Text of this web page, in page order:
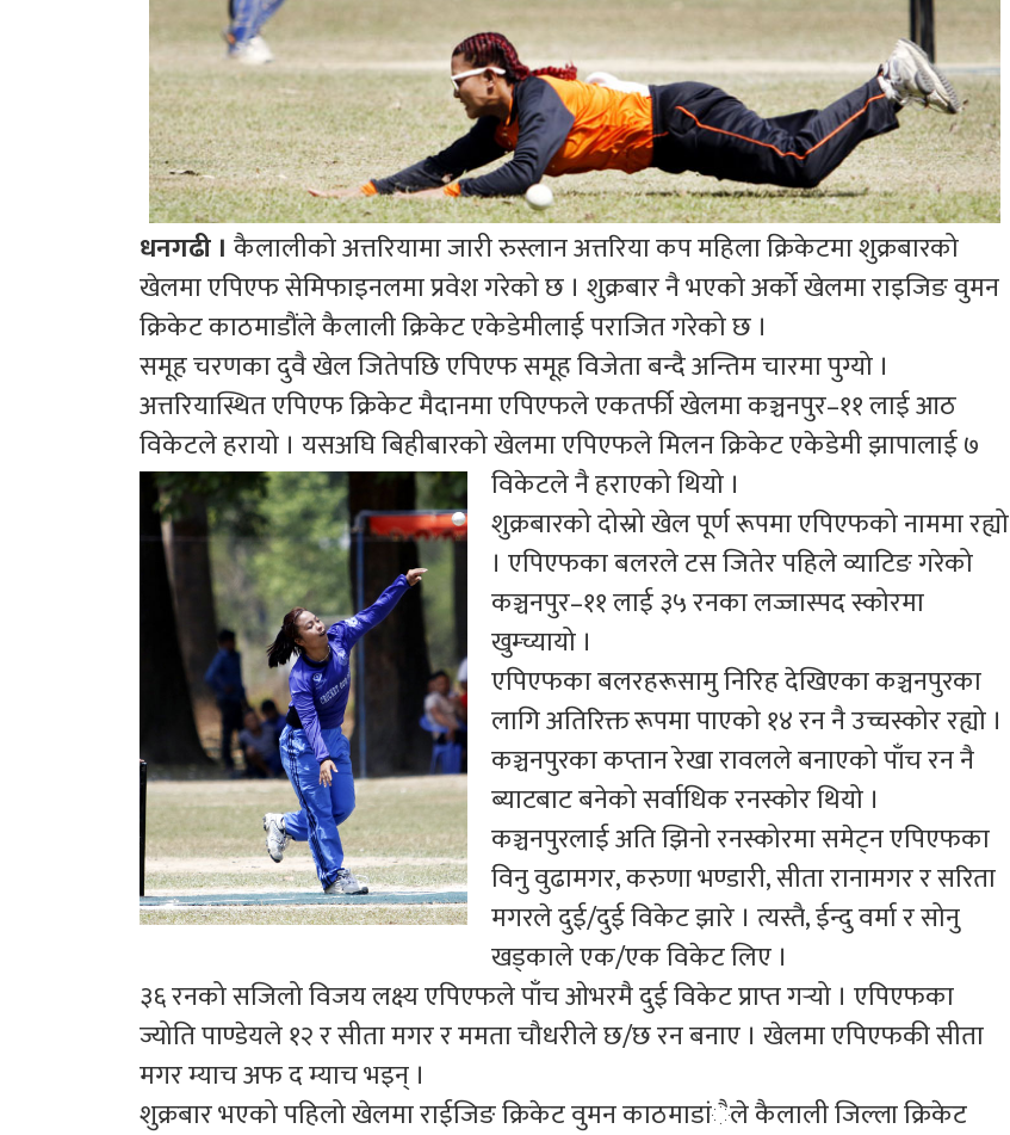
धनगढी । कैलालीको अत्तरियामा जारी रुस्लान अत्तरिया कप महिला क्रिकेटमा शुक्रबारको
खेलमा एपिएफ सेमिफाइनलमा प्रवेश गरेको छ । शुक्रबार नै भएको अर्को खेलमा राइजिङ वुमन
क्रिकेट काठमाडौंले कैलाली क्रिकेट एकेडेमीलाई पराजित गरेको छ ।
समूह चरणका दुवै खेल जितेपछि एपिएफ समूह विजेता बन्दै अन्तिम चारमा पुग्यो ।
अत्तरियास्थित एपिएफ क्रिकेट मैदानमा एपिएफले एकतर्फी खेलमा कञ्चनपुर–११ लाई आठ
विकेटले हरायो । यसअघि बिहीबारको खेलमा एपिएफले मिलन क्रिकेट एकेडेमी झापालाई ७
विकेटले नै हराएको थियो ।
शुक्रबारको दोस्रो खेल पूर्ण रूपमा एपिएफको नाममा रह्यो
। एपिएफका बलरले टस जितेर पहिले व्याटिङ गरेको
कञ्चनपुर–११ लाई ३५ रनका लज्जास्पद स्कोरमा
खुम्च्यायो ।
एपिएफका बलरहरूसामु निरिह देखिएका कञ्चनपुरका
लागि अतिरिक्त रूपमा पाएको १४ रन नै उच्चस्कोर रह्यो ।
कञ्चनपुरका कप्तान रेखा रावलले बनाएको पाँच रन नै
ब्याटबाट बनेको सर्वाधिक रनस्कोर थियो ।
कञ्चनपुरलाई अति झिनो रनस्कोरमा समेट्न एपिएफका
विनु वुढामगर, करुणा भण्डारी, सीता रानामगर र सरिता
मगरले दुई/दुई विकेट झारे । त्यस्तै, ईन्दु वर्मा र सोनु
खड्काले एक/एक विकेट लिए ।
३६ रनको सजिलो विजय लक्ष्य एपिएफले पाँच ओभरमै दुई विकेट प्राप्त गर्‍यो । एपिएफका
ज्योति पाण्डेयले १२ र सीता मगर र ममता चौधरीले छ/छ रन बनाए । खेलमा एपिएफकी सीता
मगर म्याच अफ द म्याच भइन् ।
शुक्रबार भएको पहिलो खेलमा राईजिङ क्रिकेट वुमन काठमाडांैले कैलाली जिल्ला क्रिकेट